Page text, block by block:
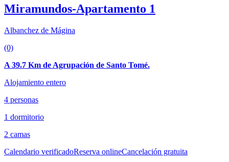
Miramundos-Apartamento 1
Albanchez de Mágina
(0)
A 39.7 Km de Agrupación de Santo Tomé.
Alojamiento entero
4 personas
1 dormitorio
2 camas
Calendario verificadoReserva onlineCancelación gratuita